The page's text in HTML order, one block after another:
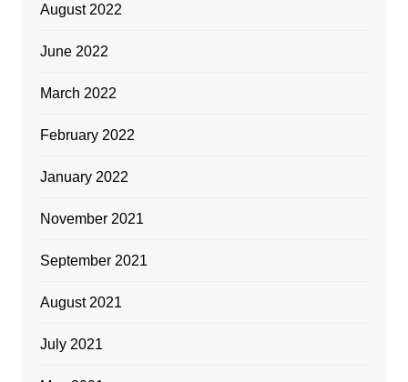
August 2022
June 2022
March 2022
February 2022
January 2022
November 2021
September 2021
August 2021
July 2021